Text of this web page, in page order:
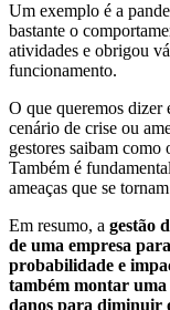
Um exemplo é a
bastante o
atividades e obrigou
funcionamento.
O que queremos dizer
cenário de crise ou
gestores saibam como
Também é
ameaças que se
Em resumo, a gestão
de uma empresa
probabilidade e
também montar uma
danos para diminuir